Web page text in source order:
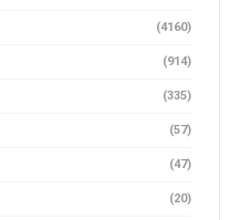
(4160)
(914)
(335)
(57)
(47)
(20)